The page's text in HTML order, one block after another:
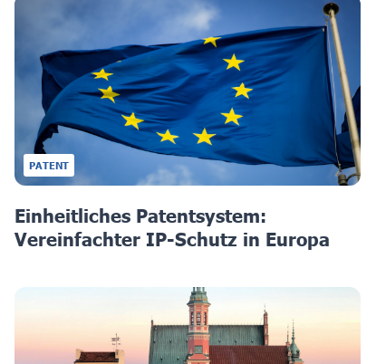
PATENT
Einheitliches Patentsystem:
Vereinfachter IP-Schutz in Europa